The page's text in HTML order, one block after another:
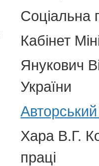
Соціальна
Кабінет
Янукович
України
Хара В.Г.
праці